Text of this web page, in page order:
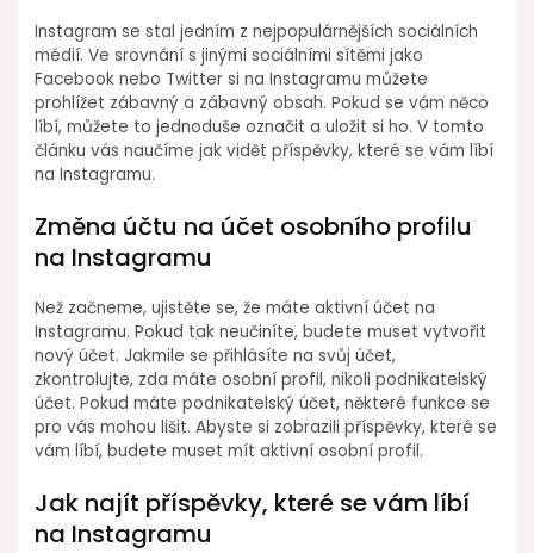
Instagram se stal jedním z nejpopulárnějších sociálních
médií. Ve srovnání s jinými sociálními sítěmi jako
Facebook nebo Twitter si na Instagramu můžete
prohlížet zábavný a zábavný obsah. Pokud se vám něco
líbí, můžete to jednoduše označit a uložit si ho. V tomto
článku vás naučíme jak vidět příspěvky, které se vám líbí
na Instagramu.
Změna účtu na účet osobního profilu
na Instagramu
Než začneme, ujistěte se, že máte aktivní účet na
Instagramu. Pokud tak neučiníte, budete muset vytvořit
nový účet. Jakmile se přihlásíte na svůj účet,
zkontrolujte, zda máte osobní profil, nikoli podnikatelský
účet. Pokud máte podnikatelský účet, některé funkce se
pro vás mohou lišit. Abyste si zobrazili příspěvky, které se
vám líbí, budete muset mít aktivní osobní profil.
Jak najít příspěvky, které se vám líbí
na Instagramu